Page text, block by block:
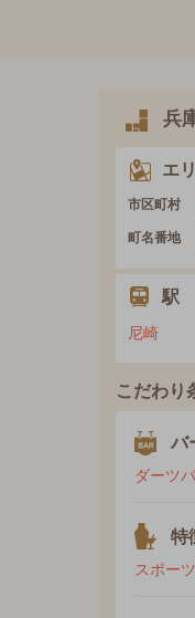
兵
エ
市区町村
町名番地
駅
尼崎
こだわり
バ
ダーツ
特
スポー